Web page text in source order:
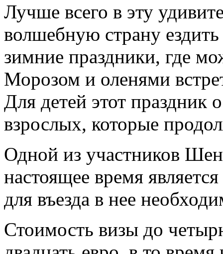
Лучше всего в эту
волшебную страну
зимние праздники, где
Морозом и оленями
Для детей этот праздник
взрослых, которые
Одной из участников
настоящее время
для въезда в нее
Стоимость визы до